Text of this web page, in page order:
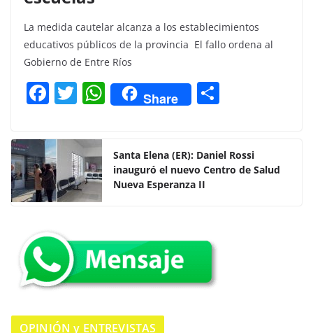
La medida cautelar alcanza a los establecimientos
educativos públicos de la provincia El fallo ordena al
Gobierno de Entre Ríos
F
c
e
b
o
o
k
T
itt
er
W
h
s
A
Share
p
ar
Santa Elena (ER): Daniel Rossi
inauguró el nuevo Centro de Salud
Nueva Esperanza II
OPINIÓN y ENTREVISTAS